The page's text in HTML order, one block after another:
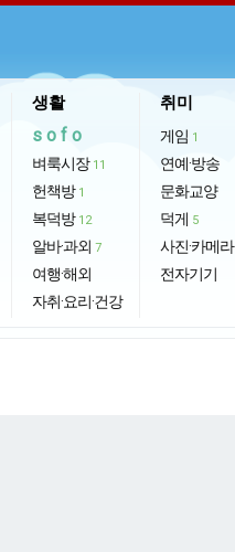
생활
sofo
벼룩시장 11
헌책방 1
복덕방 12
알바·과외 7
여행·해외
자취·요리·건강
취미
게임 1
연예·방송
문화교양
덕게 5
사진·카메라
전자기기